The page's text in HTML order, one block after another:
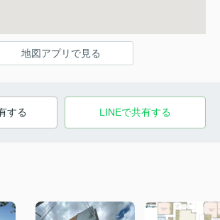
地図アプリで見る
する LINEで共有する